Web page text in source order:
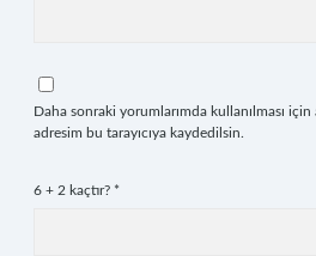
Daha sonraki yorumlarımda kullanılması
adresim bu tarayıcıya kaydedilsin.
6 + 2 kaçtır? *